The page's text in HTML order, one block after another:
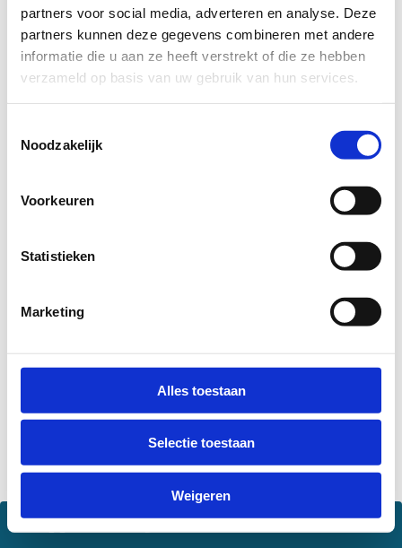
partners voor social media, adverteren en analyse. Deze
partners kunnen deze gegevens combineren met andere
informatie die u aan ze heeft verstrekt of die ze hebben
verzameld op basis van uw gebruik van hun services.
Noodzakelijk
Voorkeuren
Statistieken
Marketing
Alles toestaan
Selectie toestaan
Weigeren
Nieuws
Interreg BOOST AI
info@jadsmkbdatalab.nl